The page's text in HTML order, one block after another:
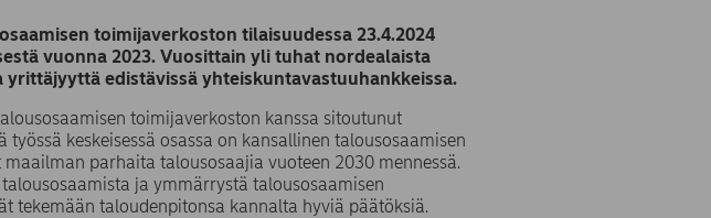
toimijaverkoston tilaisuudessa 23.4.2024
vuonna 2023. Vuosittain yli tuhat nordealaista
edistävissä yhteiskuntavastuuhankkeissa.
toimijaverkoston kanssa sitoutunut
keskeisessä osassa on kansallinen talousosaamisen
parhaita talousosaajia vuoteen 2030 mennessä.
ja ymmärrystä talousosaamisen
tekemään taloudenpitonsa kannalta hyviä päätöksiä.